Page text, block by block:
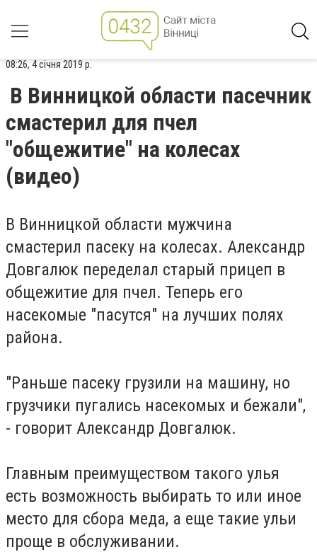
08:26, 4 січня 2019 р.
В Винницкой области пасечник
смастерил для пчел
"общежитие" на колесах
(видео)
В Винницкой области мужчина
смастерил пасеку на колесах. Александр
Довгалюк переделал старый прицеп в
общежитие для пчел. Теперь его
насекомые "пасутся" на лучших полях
района.
"Раньше пасеку грузили на машину, но
грузчики пугались насекомых и бежали",
- говорит Александр Довгалюк.
Главным преимуществом такого улья
есть возможность выбирать то или иное
место для сбора меда, а еще такие ульи
проще в обслуживании.